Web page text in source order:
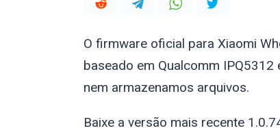
O firmware oficial para Xiaomi
baseado em Qualcomm
nem armazenamos arquivos.
Baixe a versão mais recente